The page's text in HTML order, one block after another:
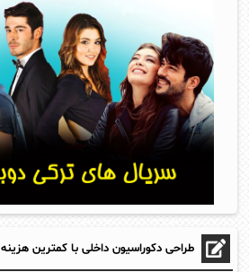
طراحی دکوراسیون داخلی با کمترین هزینه